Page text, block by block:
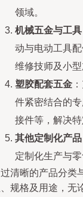
领域。
机械五金与工具
动与电动工具
维修技师及小型
塑胶配套五金
件紧密结合的
接件等，解决特
其他定制化产品
定制化生产与
清晰的产品分类
规格及用途，无